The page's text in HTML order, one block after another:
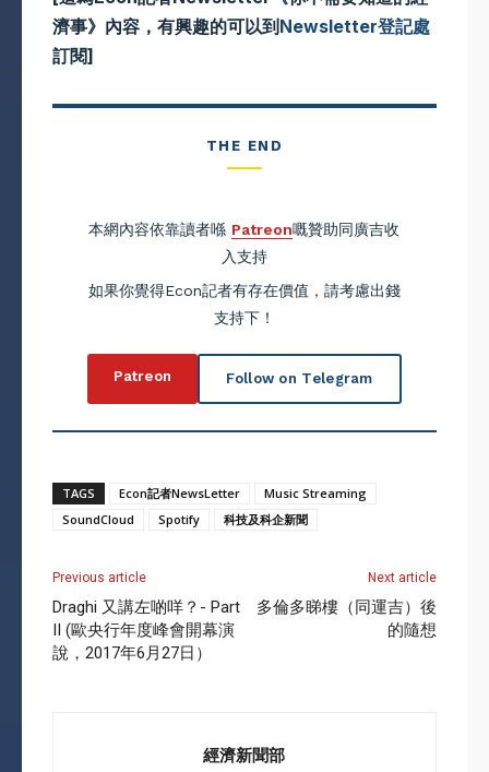
濟事》內容，有興趣的可以到 Newsletter登記處
訂閱]
THE END
本網內容依靠讀者喺 Patreon嘅贊助同廣吉收
入支持
如果你覺得Econ記者有存在價值，請考慮出錢
支持下！
Patreon Follow on Telegram
TAGS Econ記者NewsLetter
Music Streaming
SoundCloud
Spotify 科技及科企新聞
Previous article
Draghi 又講左啲咩？- Part
II (歐央行年度峰會開幕演
說，2017年6月27日）
Next article
多倫多睇樓（同運吉）後
的隨想
經濟新聞部